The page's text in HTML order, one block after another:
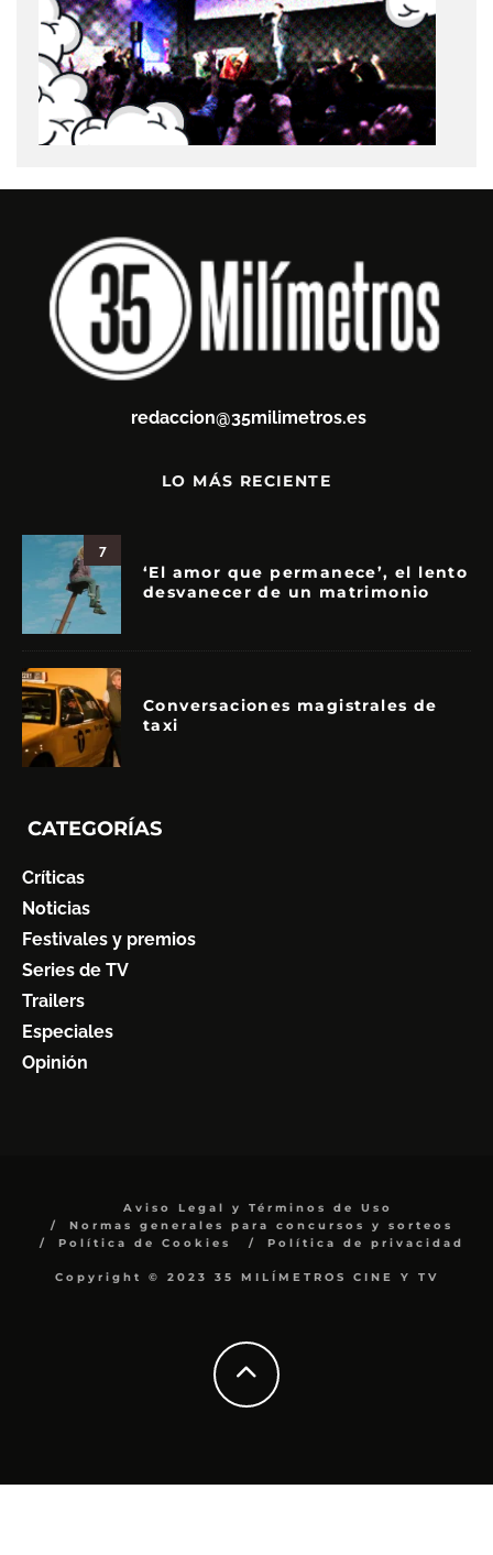
redaccion@35milimetros.es
LO MÁS RECIENTE
7
‘El amor que permanece’, el lento
desvanecer de un matrimonio
Conversaciones magistrales de
taxi
CATEGORÍAS
Críticas
Noticias
Festivales y premios
Series de TV
Trailers
Especiales
Opinión
Aviso Legal y Términos de Uso
Normas generales para concursos y sorteos
Política de Cookies
Política de privacidad
Copyright © 2023 35 MILÍMETROS CINE Y TV